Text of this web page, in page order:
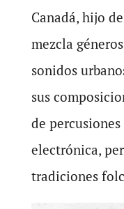
Canadá, hijo
mezcla
sonidos
sus
de
electrónica,
tradiciones